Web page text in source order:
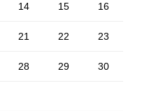
14 15 16
21 22 23
28 29 30